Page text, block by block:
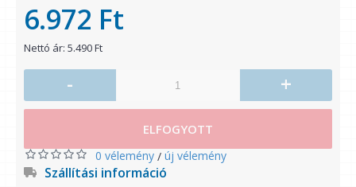
6.972 Ft
Nettó ár: 5.490 Ft
- +
ELFOGYOTT
0 vélemény / új vélemény
Szállítási információ